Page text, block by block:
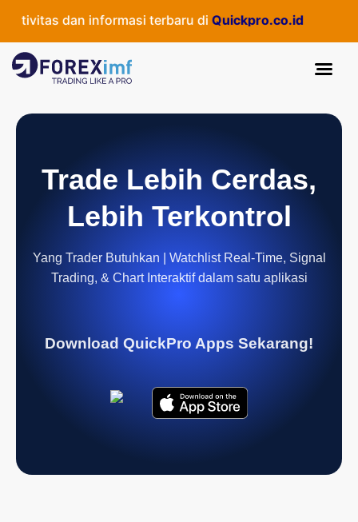
dan informasi terbaru di Quickpro.co.id
Trade Lebih Cerdas,
Lebih Terkontrol
Yang Trader Butuhkan | Watchlist Real-Time, Signal
Trading, & Chart Interaktif dalam satu aplikasi
Download QuickPro Apps Sekarang!